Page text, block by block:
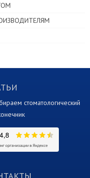
стоматологический